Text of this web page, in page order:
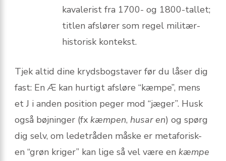
kavalerist fra 1700- og 1800-tallet;
titlen afslører som regel militær­
historisk kontekst.
Tjek altid dine krydsbogstaver før du låser dig
fast: En Æ kan hurtigt afsløre “kæmpe”, mens
et J i anden position peger mod “jæger”. Husk
også bøjninger (fx kæmpen, husar en) og spørg
dig selv, om lede­tråden måske er metaforisk-
en “grøn kriger” kan lige så vel være en kæmpe